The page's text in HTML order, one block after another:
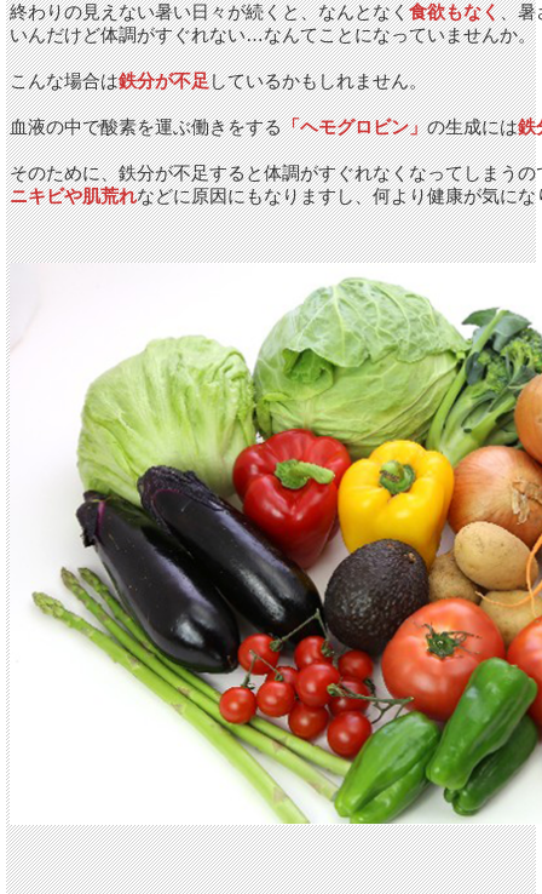
終わりの見えない暑い日々が続くと、なんとなく食欲もなく、暑
いんだけど体調がすぐれない…なんてことになっていませんか。
こんな場合は鉄分が不足しているかもしれません。
血液の中で酸素を運ぶ働きをする「ヘモグロビン」の生成には鉄
そのために、鉄分が不足すると体調がすぐれなくなってしまうの
ニキビや肌荒れなどに原因にもなりますし、何より健康が気にな